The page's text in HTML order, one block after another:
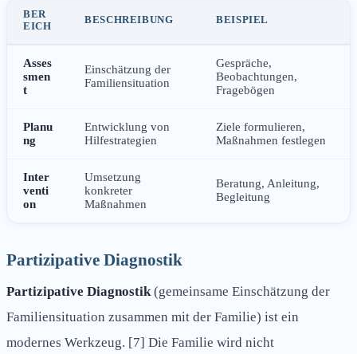
BER
EICH
BESCHREIBUNG BEISPIEL
Asses
smen
t
Einschätzung der
Familiensituation
Gespräche,
Beobachtungen,
Fragebögen
Planu
ng
Entwicklung von
Hilfestrategien
Ziele formulieren,
Maßnahmen festlegen
Inter
venti
on
Umsetzung
konkreter
Maßnahmen
Beratung, Anleitung,
Begleitung
Partizipative Diagnostik
Partizipative Diagnostik(gemeinsame Einschätzung der
Familiensituation zusammen mit der Familie) ist ein
modernes Werkzeug. [7] Die Familie wird nicht